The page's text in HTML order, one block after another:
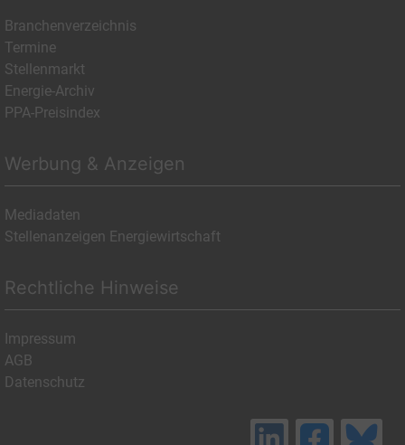
Branchenverzeichnis
Termine
Stellenmarkt
Energie-Archiv
PPA-Preisindex
Werbung & Anzeigen
Mediadaten
Stellenanzeigen Energiewirtschaft
Rechtliche Hinweise
Impressum
AGB
Datenschutz